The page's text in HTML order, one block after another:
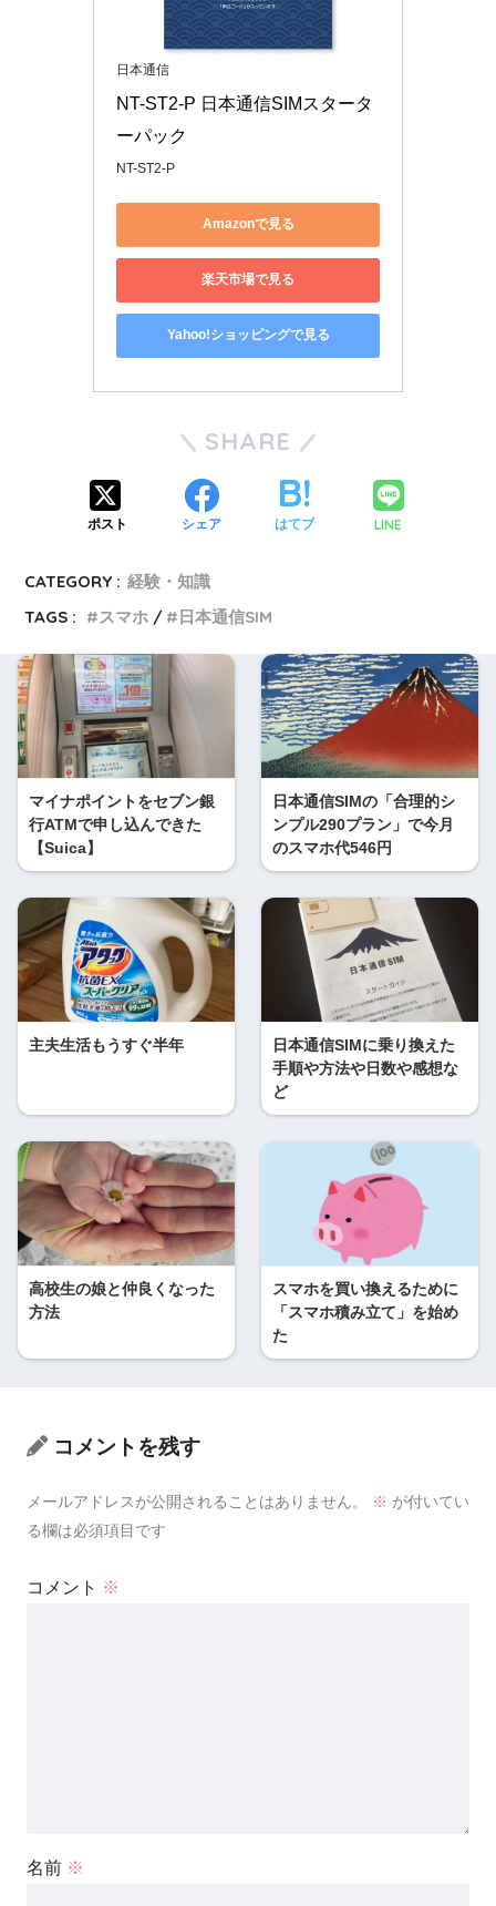
日本通信
NT-ST2-P 日本通信SIMスタータ
ーパック
NT-ST2-P
Amazonで見る
楽天市場で見る
Yahoo!ショッピングで見る
SHARE
ポスト シェア はてブ LINE
CATEGORY : 経験・知識
TAGS :
スマホ 日本通信SIM
マイナポイントをセブン銀
行ATMで申し込んできた
【Suica】
日本通信SIMの「合理的シ
ンプル290プラン」で今月
のスマホ代546円
主夫生活もうすぐ半年
日本通信SIMに乗り換えた
手順や方法や日数や感想な
ど
高校生の娘と仲良くなった
方法
スマホを買い換えるために
「スマホ積み立て」を始め
た
コメントを残す
メールアドレスが公開されることはありません。 ※ が付いてい
る欄は必須項目です
コメント ※
名前 ※